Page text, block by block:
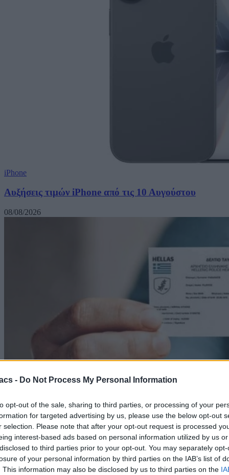
- Do Not Process My Personal Information
opt-out of the sale, sharing to third parties, or processing of your
for targeted advertising by us, please use the below opt-out
selection. Please note that after your opt-out request is processed
interest-based ads based on personal information utilized by us
to third parties prior to your opt-out. You may separately
of your personal information by third parties on the IAB’s list of
This information may also be disclosed by us to third parties on the
iPhone
Αυξήσεις τιμών iPhone από τις 10 Αυγούστου
08/08/2026
Technology